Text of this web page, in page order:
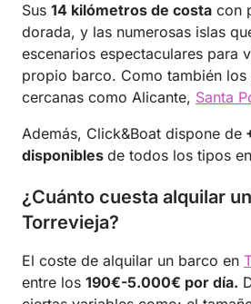
Sus 14 kilómetros de costa con
dorada, y las numerosas islas
escenarios espectaculares para
propio barco. Como también los
cercanas como Alicante, Santa
Además, Click&Boat dispone de
disponibles de todos los tipos
¿Cuánto cuesta alquilar
Torrevieja?
El coste de alquilar un barco en
entre los 190€-5.000€ por día.